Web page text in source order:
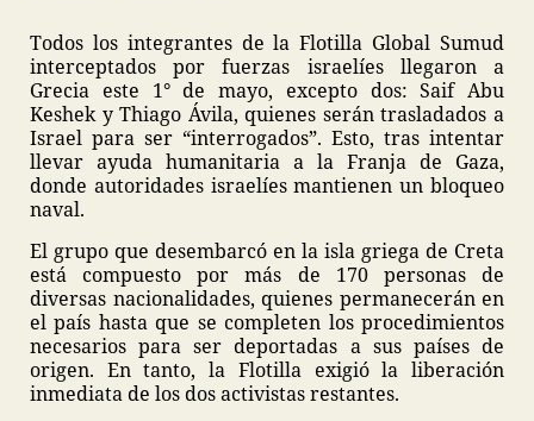
Todos los integrantes de la Flotilla Global Sumud
interceptados por fuerzas israelíes llegaron a
Grecia este 1° de mayo, excepto dos: Saif Abu
Keshek y Thiago Ávila, quienes serán trasladados a
Israel para ser “interrogados”. Esto, tras intentar
llevar ayuda humanitaria a la Franja de Gaza,
donde autoridades israelíes mantienen un bloqueo
naval.
El grupo que desembarcó en la isla griega de Creta
está compuesto por más de 170 personas de
diversas nacionalidades, quienes permanecerán en
el país hasta que se completen los procedimientos
necesarios para ser deportadas a sus países de
origen. En tanto, la Flotilla exigió la liberación
inmediata de los dos activistas restantes.